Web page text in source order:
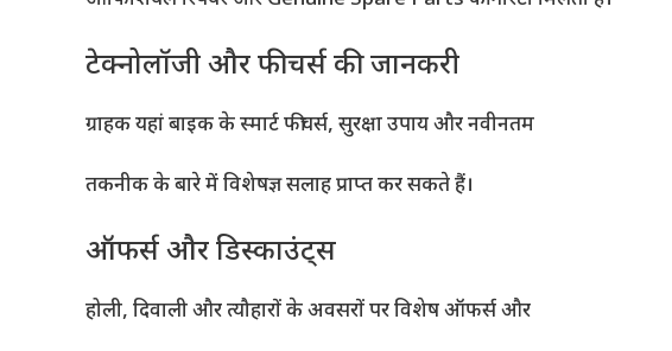
टेक्नोलॉजी और फीचर्स की जानकरी
ग्राहक यहां बाइक के स्मार्ट फीचर्स, सुरक्षा उपाय और नवीनतम
तकनीक के बारे में विशेषज्ञ सलाह प्राप्त कर सकते हैं।
ऑफर्स और डिस्काउंट्स
होली, दिवाली और त्यौहारों के अवसरों पर विशेष ऑफर्स और